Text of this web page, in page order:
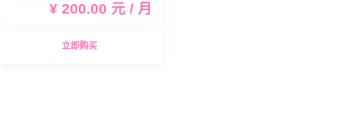
¥ 200.00 元 / 月
立即购买